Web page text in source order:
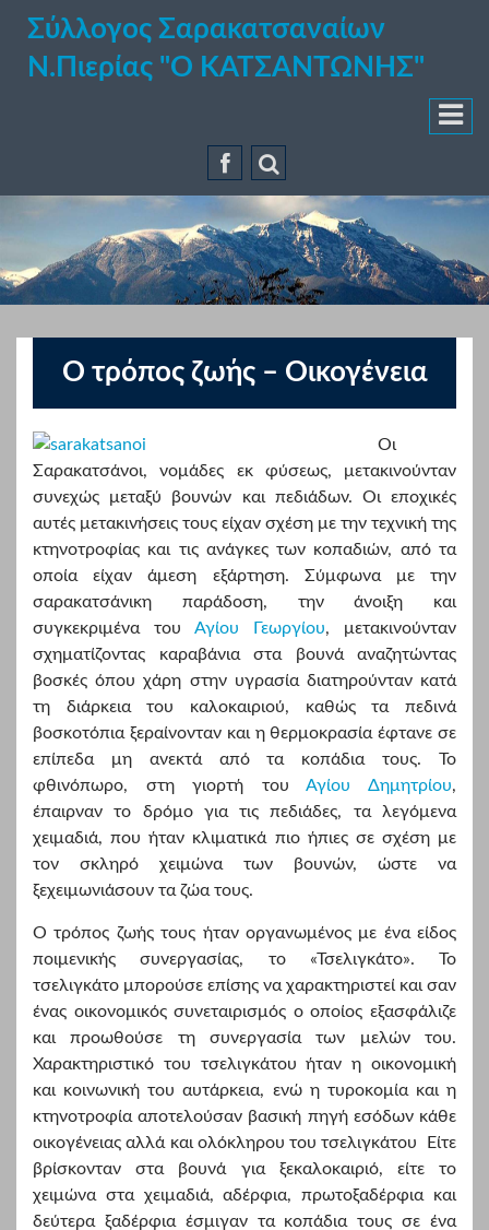
Σύλλογος Σαρακατσαναίων
Ν.Πιερίας "Ο ΚΑΤΣΑΝΤΩΝΗΣ"
Ο τρόπος ζωής – Οικογένεια
Οι
Σαρακατσάνοι, νομάδες εκ φύσεως, μετακινούνταν
συνεχώς μεταξύ βουνών και πεδιάδων. Οι εποχικές
αυτές μετακινήσεις τους είχαν σχέση με την τεχνική της
κτηνοτροφίας και τις ανάγκες των κοπαδιών, από τα
οποία είχαν άμεση εξάρτηση. Σύμφωνα με την
σαρακατσάνικη παράδοση, την άνοιξη και
συγκεκριμένα του Αγίου Γεωργίου, μετακινούνταν
σχηματίζοντας καραβάνια στα βουνά αναζητώντας
βοσκές όπου χάρη στην υγρασία διατηρούνταν κατά
τη διάρκεια του καλοκαιριού, καθώς τα πεδινά
βοσκοτόπια ξεραίνονταν και η θερμοκρασία έφτανε σε
επίπεδα μη ανεκτά από τα κοπάδια τους. Το
φθινόπωρο, στη γιορτή τουΑγίου Δημητρίου,
έπαιρναν το δρόμο για τις πεδιάδες, τα λεγόμενα
χειμαδιά, που ήταν κλιματικά πιο ήπιες σε σχέση με
τον σκληρό χειμώνα των βουνών, ώστε να
ξεχειμωνιάσουν τα ζώα τους.
Ο τρόπος ζωής τους ήταν οργανωμένος με ένα είδος
ποιμενικής συνεργασίας, το «Τσελιγκάτο». Το
τσελιγκάτο μπορούσε επίσης να χαρακτηριστεί και σαν
ένας οικονομικός συνεταιρισμός ο οποίος εξασφάλιζε
και προωθούσε τη συνεργασία των μελών του.
Χαρακτηριστικό του τσελιγκάτου ήταν η οικονομική
και κοινωνική του αυτάρκεια, ενώ η τυροκομία και η
κτηνοτροφία αποτελούσαν βασική πηγή εσόδων κάθε
οικογένειας αλλά και ολόκληρου του τσελιγκάτου Είτε
βρίσκονταν στα βουνά για ξεκαλοκαιριό, είτε το
χειμώνα στα χειμαδιά, αδέρφια, πρωτοξαδέρφια και
δεύτερα ξαδέρφια έσμιγαν τα κοπάδια τους σε ένα